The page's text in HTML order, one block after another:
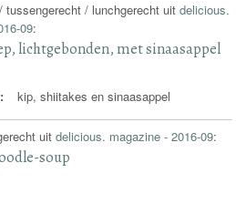
tussengerecht / lunchgerecht uitdelicious.
09:
lichtgebonden, met sinaasappel
kip, shiitakes en sinaasappel
uitdelicious. magazine - 2016-09:
soup